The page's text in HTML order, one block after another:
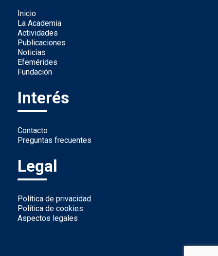
Inicio
La Academia
Actividades
Publicaciones
Noticias
Efemérides
Fundación
Interés
Contacto
Preguntas frecuentes
Legal
Política de privacidad
Política de cookies
Aspectos legales